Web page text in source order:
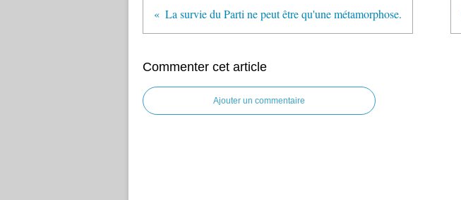
La survie du Parti ne peut être qu'une métamorphose.
Commenter cet article
Ajouter un commentaire